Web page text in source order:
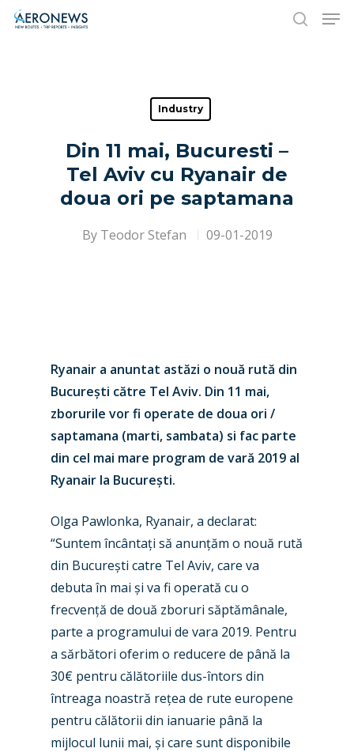
Hit enter to search or ESC to close
Industry
Din 11 mai, Bucuresti –
Tel Aviv cu Ryanair de
doua ori pe saptamana
By Teodor Stefan 09-01-2019
Ryanair a anuntat astăzi o nouă rută din
București către Tel Aviv. Din 11 mai,
zborurile vor fi operate de doua ori /
saptamana (marti, sambata) si fac parte
din cel mai mare program de vară 2019 al
Ryanair la București.
Olga Pawlonka, Ryanair, a declarat:
“Suntem încântați să anunțăm o nouă rută
din București catre Tel Aviv, care va
debuta în mai și va fi operată cu o
frecvență de două zboruri săptămânale,
parte a programului de vara 2019. Pentru
a sărbători oferim o reducere de până la
30€ pentru călătoriile dus-întors din
întreaga noastră rețea de rute europene
pentru călătorii din ianuarie până la
mijlocul lunii mai, și care sunt disponibile
New Routes